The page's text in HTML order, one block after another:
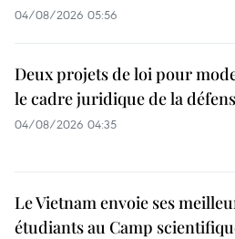
04/08/2026 05:56
Deux projets de loi pour
le cadre juridique de la
04/08/2026 04:35
Le Vietnam envoie ses
étudiants au Camp